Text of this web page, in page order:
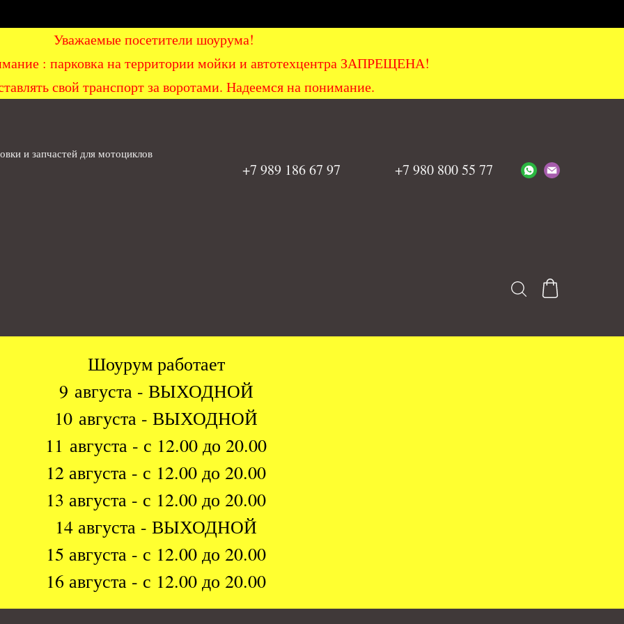
Уважаемые посетители шоурума!
: парковка на территории мойки и автотехцентра ЗАПРЕЩЕНА!
свой транспорт за воротами. Надеемся на понимание.
и запчастей для мотоциклов
+7 980 800 55 77
+7 989 186 67 97
Шоурум работает
9 августа - ВЫХОДНОЙ
10 августа - ВЫХОДНОЙ
11 августа - с 12.00 до 20.00
12 августа - с 12.00 до 20.00
13 августа - с 12.00 до 20.00
14 августа - ВЫХОДНОЙ
15 августа - с 12.00 до 20.00
16 августа - с 12.00 до 20.00